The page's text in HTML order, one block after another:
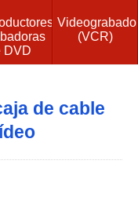
DVD
(VCR)
de cable